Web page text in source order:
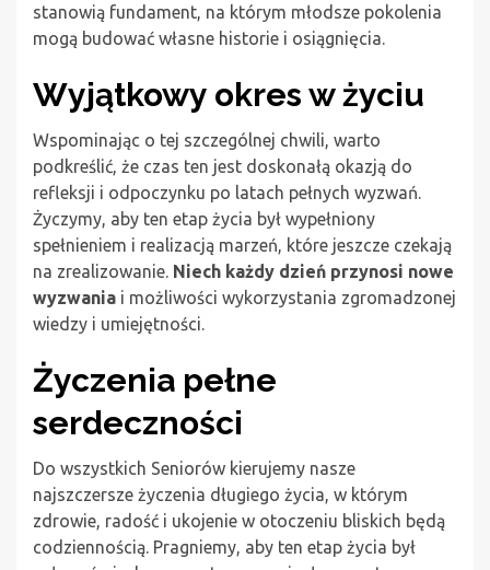
stanowią fundament, na którym młodsze pokolenia
mogą budować własne historie i osiągnięcia.
Wyjątkowy okres w życiu
Wspominając o tej szczególnej chwili, warto
podkreślić, że czas ten jest doskonałą okazją do
refleksji i odpoczynku po latach pełnych wyzwań.
Życzymy, aby ten etap życia był wypełniony
spełnieniem i realizacją marzeń, które jeszcze czekają
na zrealizowanie. Niech każdy dzień przynosi nowe
wyzwania i możliwości wykorzystania zgromadzonej
wiedzy i umiejętności.
Życzenia pełne
serdeczności
Do wszystkich Seniorów kierujemy nasze
najszczersze życzenia długiego życia, w którym
zdrowie, radość i ukojenie w otoczeniu bliskich będą
codziennością. Pragniemy, aby ten etap życia był